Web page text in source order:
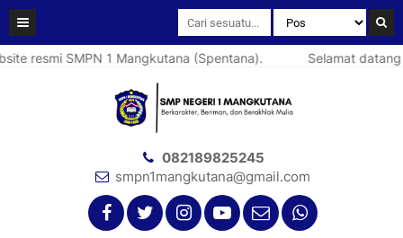
resmi SMPN 1 Mangkutana (Spentana). Selamat datang
082189825245
smpn1mangkutana@gmail.com